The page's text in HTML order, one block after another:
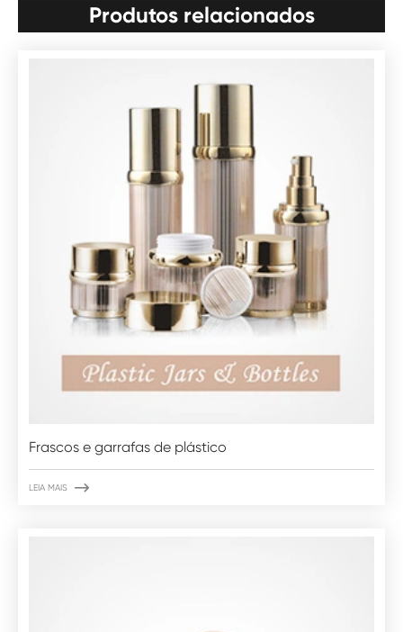
Produtos relacionados
Frascos e garrafas de plástico
LEIA MAIS 